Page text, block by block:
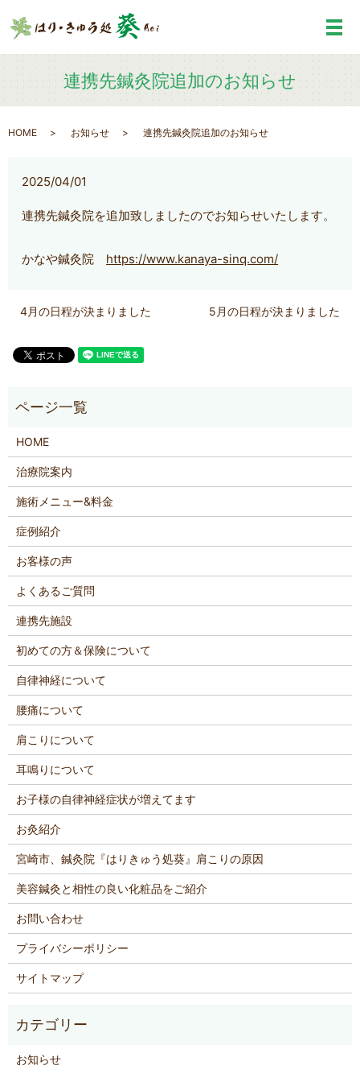
メ
連携先鍼灸院追加のお知らせ
HOME お知らせ 連携先鍼灸院追加のお知らせ
2025/04/01
連携先鍼灸院を追加致しましたのでお知らせいたします。
かなや鍼灸院 https://www.kanaya-sinq.com/
4月の日程が決まりました 5月の日程が決まりました
HOME
治療院案内
施術メニュー&料金
症例紹介
お客様の声
よくあるご質問
連携先施設
初めての方＆保険について
自律神経について
腰痛について
肩こりについて
耳鳴りについて
お子様の自律神経症状が増えてます
お灸紹介
宮崎市、鍼灸院『はりきゅう処葵』肩こりの原因
美容鍼灸と相性の良い化粧品をご紹介
お問い合わせ
プライバシーポリシー
サイトマップ
お知らせ